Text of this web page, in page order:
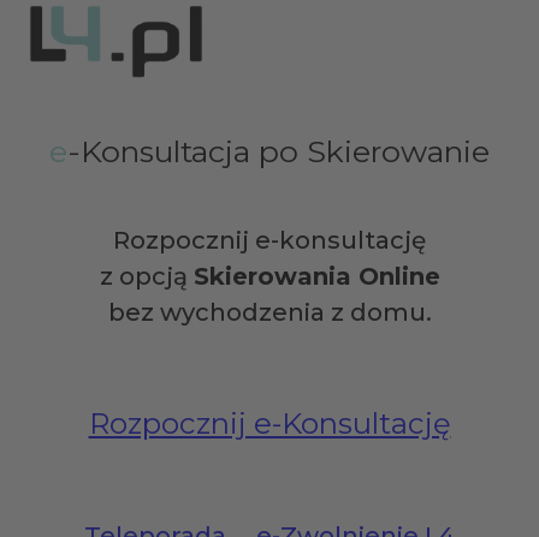
e-Konsultacja po Skierowanie
Rozpocznij e-konsultację
z opcją Skierowania Online
bez wychodzenia z domu.
Rozpocznij e-Konsultację